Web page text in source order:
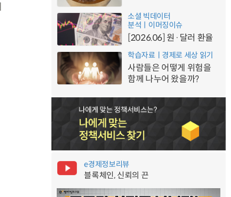
소셜 빅데이터
분석ㅣ이머징이슈
[2026.06] 원·달러 환율
학습자료ㅣ경제로 세상 읽기
사람들은 어떻게 위험을
함께 나누어 왔을까?
e경제정보리뷰
블록체인, 신뢰의 끈